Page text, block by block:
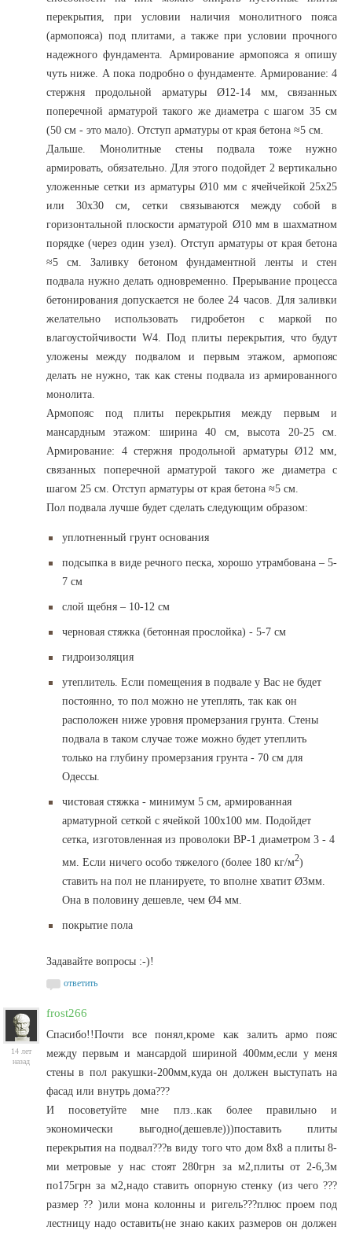
перекрытия, при условии наличия монолитного пояса
(армопояса) под плитами, а также при условии прочного
надежного фундамента. Армирование армопояса я опишу
чуть ниже. А пока подробно о фундаменте. Армирование: 4
стержня продольной арматуры Ø12-14 мм, связанных
поперечной арматурой такого же диаметра с шагом 35 см
(50 см - это мало). Отступ арматуры от края бетона ≈5 см.
Дальше. Монолитные стены подвала тоже нужно
армировать, обязательно. Для этого подойдет 2 вертикально
уложенные сетки из арматуры Ø10 мм с ячейчейкой 25х25
или 30х30 см, сетки связываются между собой в
горизонтальной плоскости арматурой Ø10 мм в шахматном
порядке (через один узел). Отступ арматуры от края бетона
≈5 см. Заливку бетоном фундаментной ленты и стен
подвала нужно делать одновременно. Прерывание процесса
бетонирования допускается не более 24 часов. Для заливки
желательно использовать гидробетон с маркой по
влагоустойчивости W4. Под плиты перекрытия, что будут
уложены между подвалом и первым этажом, армопояс
делать не нужно, так как стены подвала из армированного
монолита.
Армопояс под плиты перекрытия между первым и
мансардным этажом: ширина 40 см, высота 20-25 см.
Армирование: 4 стержня продольной арматуры Ø12 мм,
связанных поперечной арматурой такого же диаметра с
шагом 25 см. Отступ арматуры от края бетона ≈5 см.
Пол подвала лучше будет сделать следующим образом:
уплотненный грунт основания
подсыпка в виде речного песка, хорошо утрамбована – 5-
7 см
слой щебня – 10-12 см
черновая стяжка (бетонная прослойка) - 5-7 см
гидроизоляция
утеплитель. Если помещения в подвале у Вас не будет
постоянно, то пол можно не утеплять, так как он
расположен ниже уровня промерзания грунта. Стены
подвала в таком случае тоже можно будет утеплить
только на глубину промерзания грунта - 70 см для
Одессы.
чистовая стяжка - минимум 5 см, армированная
арматурной сеткой с ячейкой 100х100 мм. Подойдет
сетка, изготовленная из проволоки ВР-1 диаметром 3 - 4
мм. Если ничего особо тяжелого (более 180 кг/м2)
ставить на пол не планируете, то вполне хватит Ø3мм.
Она в половину дешевле, чем Ø4 мм.
покрытие пола
Задавайте вопросы :-)!
ответить
14 лет
назад
frost266
Спасибо!!Почти все понял,кроме как залить армо пояс
между первым и мансардой шириной 400мм,если у меня
стены в пол ракушки-200мм,куда он должен выступать на
фасад или внутрь дома???
И посоветуйте мне плз..как более правильно и
экономически выгодно(дешевле)))поставить плиты
перекрытия на подвал???в виду того что дом 8х8 а плиты 8-
ми метровые у нас стоят 280грн за м2,плиты от 2-6,3м
по175грн за м2,надо ставить опорную стенку (из чего ???
размер ?? )или мона колонны и ригель???плюс проем под
лестницу надо оставить(не знаю каких размеров он должен